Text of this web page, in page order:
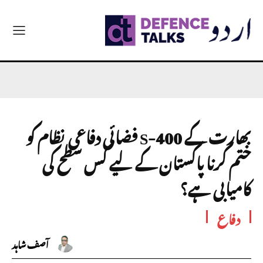
بھارت کے S-400 فضائی دفاعی نظام کو
ختم کرنا پاکستان کے لیے کس سطح کی
کامیابی ہے؟
دفاع
آصف شاہد